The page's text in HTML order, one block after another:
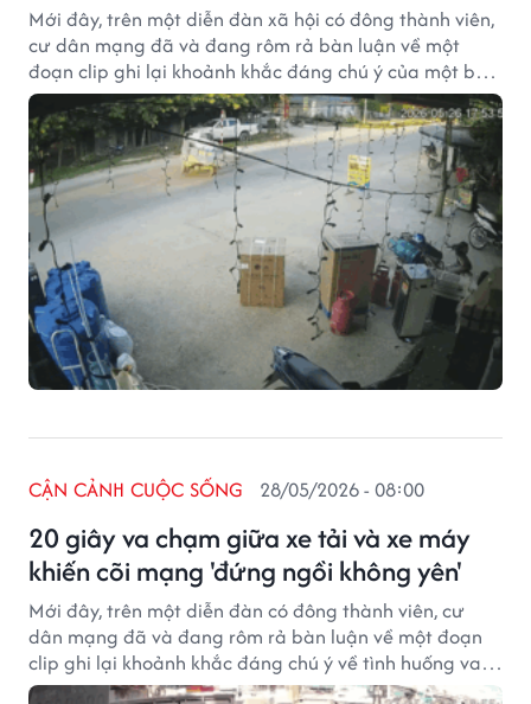
Mới đây, trên một diễn đàn xã hội có đông thành viên,
cư dân mạng đã và đang rôm rả bàn luận về một
đoạn clip ghi lại khoảnh khắc đáng chú ý của một bé
trai.
20 giây va chạm giữa xe tải và xe máy
khiến cõi mạng 'đứng ngồi không yên'
CẬN CẢNH CUỘC SỐNG 28/05/2026 - 08:00
Mới đây, trên một diễn đàn có đông thành viên, cư
dân mạng đã và đang rôm rả bàn luận về một đoạn
clip ghi lại khoảnh khắc đáng chú ý về tình huống va
chạm xảy ra giữa một xe tải và một xe máy.